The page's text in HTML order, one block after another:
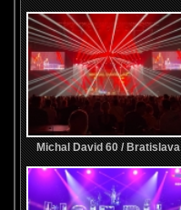
Michal David 60 / Bratislava